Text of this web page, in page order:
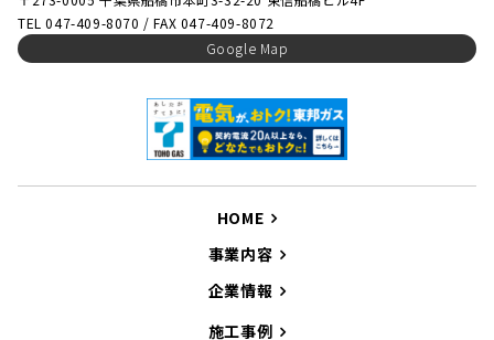
TEL 047-409-8070 / FAX 047-409-8072
Google Map
HOME
事業内容
企業情報
施工事例